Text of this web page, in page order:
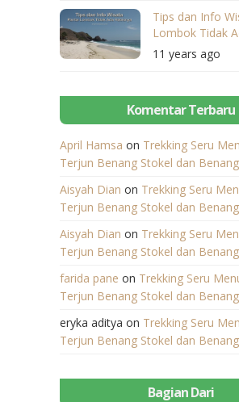
Tips dan Info
Lombok Tidak
11 years ago
Komentar Terbaru
April Hamsa on Trekking Seru
Terjun Benang Stokel dan
Aisyah Dian on Trekking Seru
Terjun Benang Stokel dan
Aisyah Dian on Trekking Seru
Terjun Benang Stokel dan
farida pane on Trekking Seru
Terjun Benang Stokel dan
eryka aditya on Trekking Seru
Terjun Benang Stokel dan
Bagian Dari